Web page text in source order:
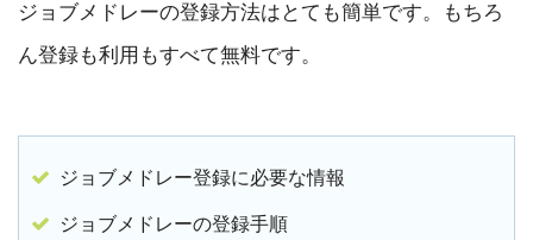
ジョブメドレーの登録方法はとても簡単です。もちろ
ん登録も利用もすべて無料です。
ジョブメドレー登録に必要な情報
ジョブメドレーの登録手順